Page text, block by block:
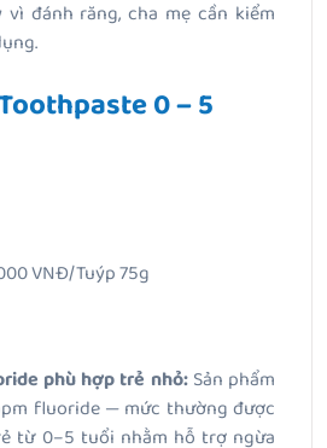
vì đánh răng, cha mẹ cần kiểm
0 – 5
VNĐ/Tuýp 75g
phù hợp trẻ nhỏ: Sản phẩm
fluoride — mức thường được
từ 0–5 tuổi nhằm hỗ trợ ngừa